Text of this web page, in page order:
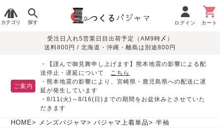
カテゴリ 探す ログイン カート
レディースパジャマ
生地で
さがす
目的別で
さがす
敏感肌用
パジャマ
入院・介護
胸が目立たない
デザインで
さがす
夏パジャマ特集 つくるパジャマとは
受注日入れ5営業日目出荷予定（AM9時〆）
送料800円 / 北海道・沖縄・離島は別途800円
ご案内
・【謹んで御見舞申し上げます】熊本地震の影響による配
送停止・遅延について こちら
・熊本地震の影響により、宮崎県・鹿児島県への配送に遅
延が発生しています
・8/11(火)～8/16(日)までの期間をお盆休みとさせていた
だきます
HOME メンズパジャマ パジャマ上着単品 半袖